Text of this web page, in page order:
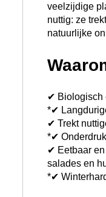
veelzijdige
nuttig: ze
natuurlijke
✔ Biologisch
*✔
✔ Trekt
*✔
✔ Eetbaar
salades en
*✔